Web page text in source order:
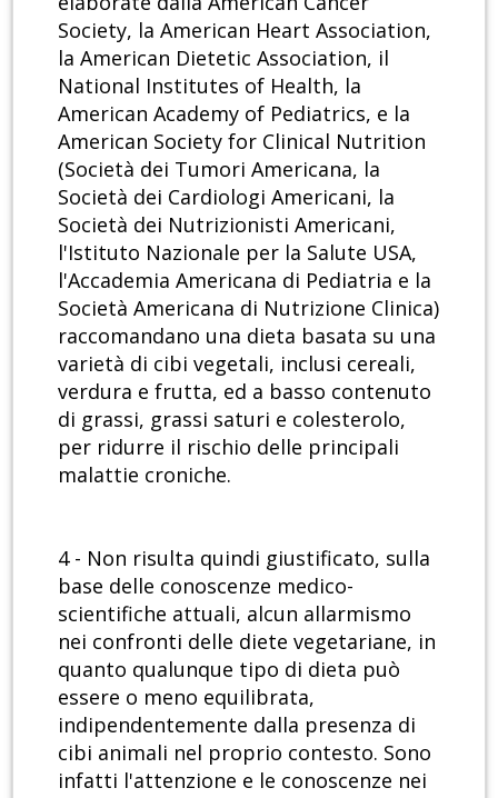
Society, la American Heart Association,
la American Dietetic Association, il
National Institutes of Health, la
American Academy of Pediatrics, e la
American Society for Clinical Nutrition
(Società dei Tumori Americana, la
Società dei Cardiologi Americani, la
Società dei Nutrizionisti Americani,
l'Istituto Nazionale per la Salute USA,
l'Accademia Americana di Pediatria e la
Società Americana di Nutrizione Clinica)
raccomandano una dieta basata su una
varietà di cibi vegetali, inclusi cereali,
verdura e frutta, ed a basso contenuto
di grassi, grassi saturi e colesterolo,
per ridurre il rischio delle principali
malattie croniche.
4 - Non risulta quindi giustificato, sulla
base delle conoscenze medico-
scientifiche attuali, alcun allarmismo
nei confronti delle diete vegetariane, in
quanto qualunque tipo di dieta può
essere o meno equilibrata,
indipendentemente dalla presenza di
cibi animali nel proprio contesto. Sono
infatti l'attenzione e le conoscenze nei